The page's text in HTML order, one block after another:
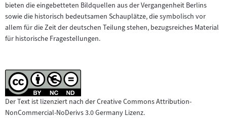
bieten die eingebetteten Bildquellen aus der Vergangenheit Berlins
sowie die historisch bedeutsamen Schauplätze, die symbolisch vor
allem für die Zeit der deutschen Teilung stehen, bezugsreiches Material
für historische Fragestellungen.
Der Text ist lizenziert nach der Creative Commons Attribution-
NonCommercial-NoDerivs 3.0 Germany Lizenz.